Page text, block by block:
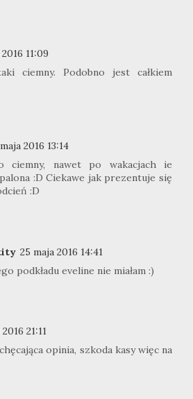
11:09
ciemny. Podobno jest całkiem
2016 13:14
ciemny, nawet po wakacjach ie
:D Ciekawe jak prezentuje się
:D
25 maja 2016 14:41
podkładu eveline nie miałam :)
21:11
opinia, szkoda kasy więc na